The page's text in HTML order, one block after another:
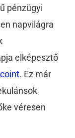
pénzügyi
napvilágra
elképesztő
. Ez már
véresen